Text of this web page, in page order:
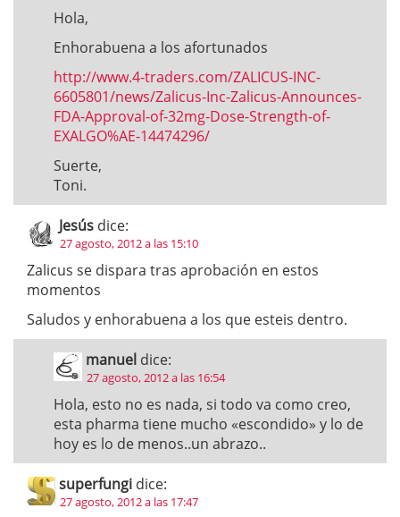
Hola,
Enhorabuena a los afortunados
http://www.4-traders.com/ZALICUS-INC-
6605801/news/Zalicus-Inc-Zalicus-Announces-
FDA-Approval-of-32mg-Dose-Strength-of-
EXALGO%AE-14474296/
Suerte,
Toni.
Jesús dice:
27 agosto, 2012 a las 15:10
Zalicus se dispara tras aprobación en estos
momentos
Saludos y enhorabuena a los que esteis dentro.
manuel dice:
27 agosto, 2012 a las 16:54
Hola, esto no es nada, si todo va como creo,
esta pharma tiene mucho «escondido» y lo de
hoy es lo de menos..un abrazo..
superfungi dice:
27 agosto, 2012 a las 17:47